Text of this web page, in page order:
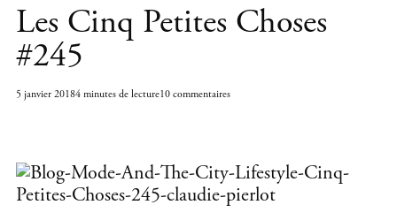
Les Cinq Petites Choses
#245
5 janvier 20184 minutes de lecture10 commentaires